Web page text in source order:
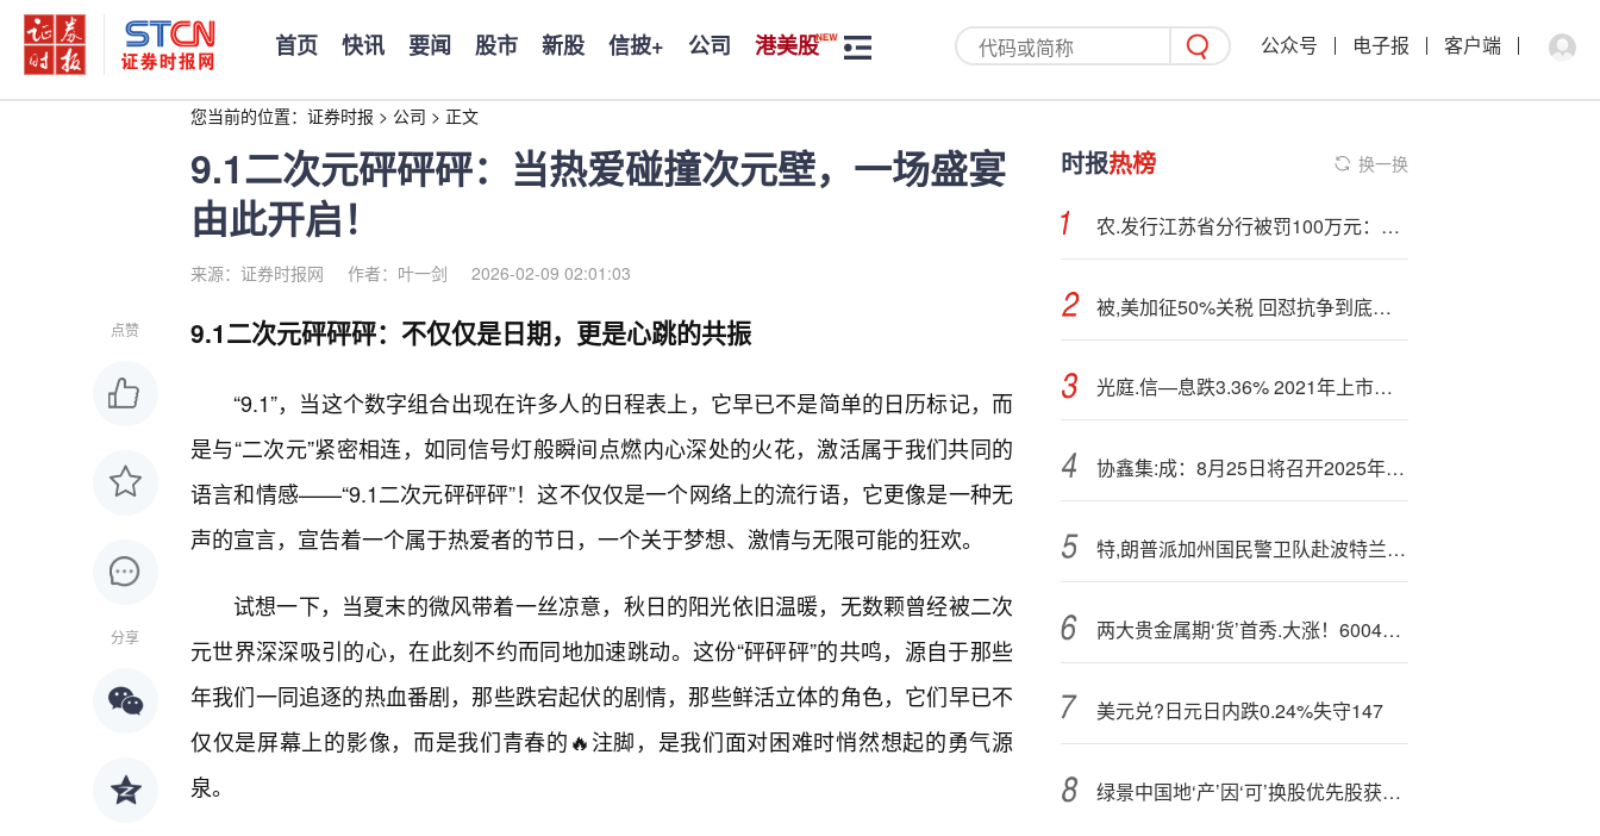
首页 快讯 要闻 股市 新股 信披+ 公司 港美股 公众号 电子报 客户端
您当前的位置： 证券时报 > 公司 > 正文
9.1二次元砰砰砰：当热爱碰撞次元壁，一场盛宴
由此开启！
来源：证券时报网 作者：叶一剑 2026-02-09 02:01:03
点赞
分享
9.1二次元砰砰砰：不仅仅是日期，更是心跳的共振
“9.1”，当这个数字组合出现在许多人的日程表上，它早已不是简单的日历标记，而
是与“二次元”紧密相连，如同信号灯般瞬间点燃内心深处的火花，激活属于我们共同的
语言和情感——“9.1二次元砰砰砰”！这不仅仅是一个网络上的流行语，它更像是一种无
声的宣言，宣告着一个属于热爱者的节日，一个关于梦想、激情与无限可能的狂欢。
试想一下，当夏末的微风带着一丝凉意，秋日的阳光依旧温暖，无数颗曾经被二次
元世界深深吸引的心，在此刻不约而同地加速跳动。这份“砰砰砰”的共鸣，源自于那些
年我们一同追逐的热血番剧，那些跌宕起伏的剧情，那些鲜活立体的角色，它们早已不
仅仅是屏幕上的影像，而是我们青春的🔥注脚，是我们面对困难时悄然想起的勇气源
泉。
时报热榜 换一换
农.发行江苏省分行被罚100万元：违反金融统计相关规定
被,美加征50%关税 回怼抗争到底！印度提议关闭国内麦当劳：更好反击美国
光庭.信—息跌3.36% 2021年上市超募11亿元
协鑫集:成：8月25日将召开2025年第四次临时股东会
特,朗普派加州国民警卫队赴波特兰，绕过法院禁令引发多州反弹
两大贵金属期‘货’首秀.大涨！600459起飞
美元兑?日元日内跌0.24%失守147
绿景中国地‘产’因‘可’换股优先股获兑换而发行3.06亿股